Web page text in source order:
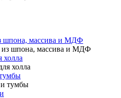
шпона, массива и МДФ
холла